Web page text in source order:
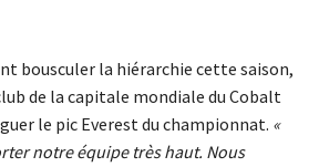
bousculer la hiérarchie cette saison,
de la capitale mondiale du Cobalt
le pic Everest du championnat. «
notre équipe très haut. Nous